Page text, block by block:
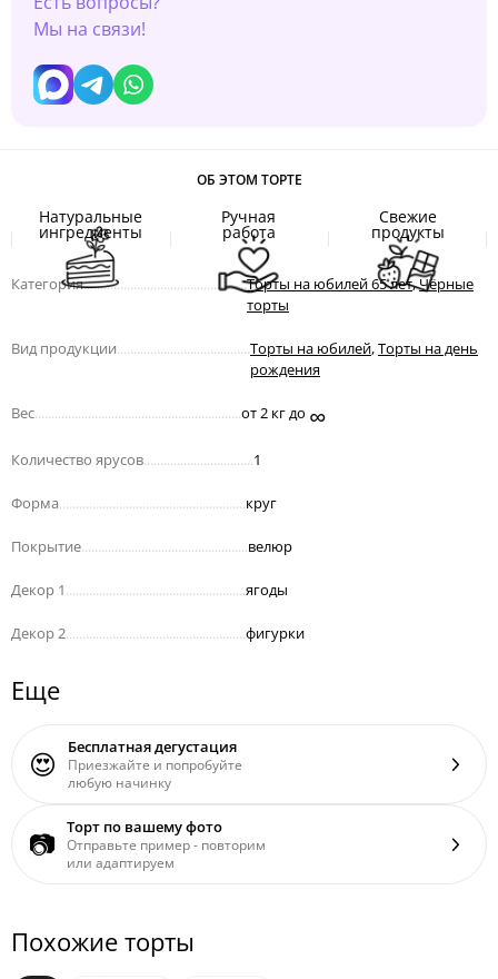
Мы на связи!
ОБ ЭТОМ ТОРТЕ
Натуральные
ингредиенты
Ручная
работа
Свежие
продукты
Категория.................................................Торты на юбилей 65 лет,Чёрные
торты
Вид продукции Торты на юбилей,Торты на день
рождения
Вес от 2 кг до ∞
Количество ярусов 1
Форма круг
Покрытие велюр
Декор 1 ягоды
Декор 2 фигурки
Еще
😍 Бесплатная дегустация
Приезжайте и попробуйте
любую начинку
📷 Торт по вашему фото
Отправьте пример - повторим
или адаптируем
Похожие торты